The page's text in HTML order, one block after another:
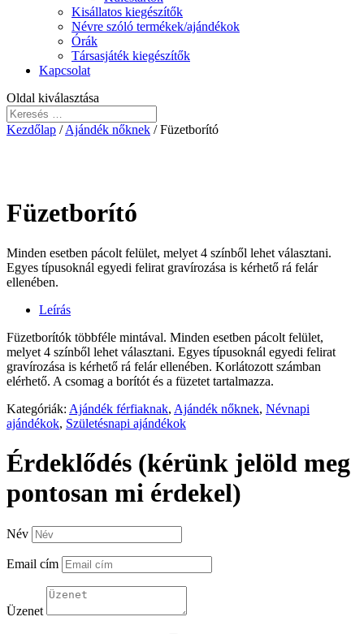
Kisállatos kiegészítők
Névre szóló termékek/ajándékok
Órák
Társasjáték kiegészítők
Kapcsolat
Oldal kiválasztása
Kezdőlap /Ajándék nőknek / Füzetborító
Füzetborító
Minden esetben pácolt felület, melyet 4 színből lehet választani.
Egyes típusoknál egyedi felirat gravírozása is kérhető rá felár
ellenében.
Leírás
Füzetborítók többféle mintával. Minden esetben pácolt felület,
melyet 4 színből lehet választani. Egyes típusoknál egyedi felirat
gravírozása is kérhető rá felár ellenében. Korlátozott számban
elérhető. A csomag a borítót és a füzetet tartalmazza.
Kategóriák: Ajándék férfiaknak, Ajándék nőknek, Névnapi
ajándékok, Születésnapi ajándékok
Érdeklődés (kérünk jelöld meg
pontosan mi érdekel)
Név
Email cím
Üzenet